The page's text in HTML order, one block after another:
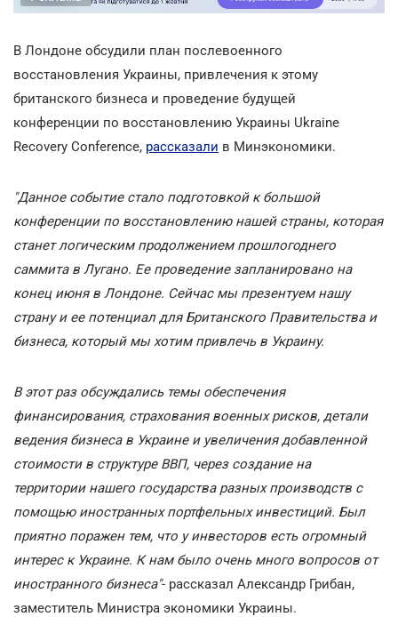
В Лондоне обсудили план послевоенного
восстановления Украины, привлечения к этому
британского бизнеса и проведение будущей
конференции по восстановлению Украины Ukraine
Recovery Conference, рассказали в Минэкономики.
"Данное событие стало подготовкой к большой
конференции по восстановлению нашей страны, которая
станет логическим продолжением прошлогоднего
саммита в Лугано. Ее проведение запланировано на
конец июня в Лондоне. Сейчас мы презентуем нашу
страну и ее потенциал для Британского Правительства и
бизнеса, который мы хотим привлечь в Украину.
В этот раз обсуждались темы обеспечения
финансирования, страхования военных рисков, детали
ведения бизнеса в Украине и увеличения добавленной
стоимости в структуре ВВП, через создание на
территории нашего государства разных производств с
помощью иностранных портфельных инвестиций. Был
приятно поражен тем, что у инвесторов есть огромный
интерес к Украине. К нам было очень много вопросов от
иностранного бизнеса"- рассказал Александр Грибан,
заместитель Министра экономики Украины.